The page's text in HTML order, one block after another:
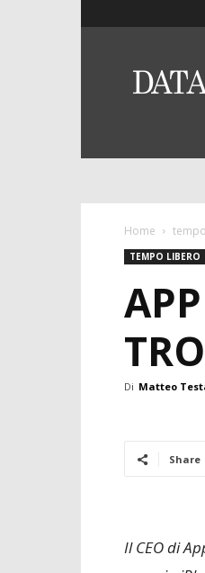
DMO
Online
Home
TEMPO LIBERO
Di Matteo
Share
Il CEO di